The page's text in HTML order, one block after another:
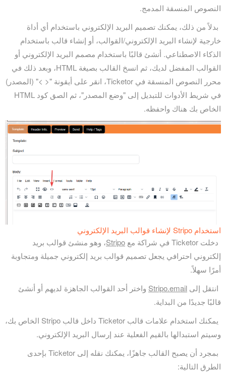
النصوص المنسقة المدمج.
بدلاً من ذلك، يمكنك تصميم البريد الإلكتروني باستخدام أي أداة
خارجية لإنشاء البريد الإلكتروني/القوالب، أو إنشاء قالب باستخدام
الذكاء الاصطناعي. أنشئ قالبًا باستخدام مصمم البريد الإلكتروني أو
القوالب المفضل لديك، ثم انسخ القالب بصيغة HTML، وبعد ذلك في
محرر النصوص المنسقة في Ticketor، انقر على أيقونة "< >" (المصدر)
في شريط الأدوات للتبديل إلى "وضع المصدر"، ثم الصق كود HTML
الخاص بك هناك واحفظه.
استخدام Stripo لإنشاء قوالب البريد الإلكتروني
دخلت Ticketor في شراكة مع
Stripo، وهو منشئ قوالب بريد
إلكتروني احترافي يجعل تصميم قوالب بريد إلكتروني جميلة ومتجاوبة
أمرًا سهلاً.
انتقل إلى Stripo.email واختر أحد القوالب الجاهزة لديهم أو أنشئ
قالبًا جديدًا من البداية.
يمكنك استخدام علامات قالب Ticketor داخل قالب Stripo الخاص بك،
وسيتم استبدالها بالقيم الفعلية عند إرسال البريد الإلكتروني.
بمجرد أن يصبح القالب جاهزًا، يمكنك نقله إلى Ticketor بإحدى
الطرق التالية: